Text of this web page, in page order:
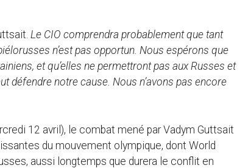
Le CIO comprendra probablement que tant
n’est pas opportun. Nous espérons que
et qu’elles ne permettront pas aux Russes et
défendre notre cause. Nous n’avons pas encore
12 avril), le combat mené par Vadym Guttsait
du mouvement olympique, dont World
aussi longtemps que durera le conflit en